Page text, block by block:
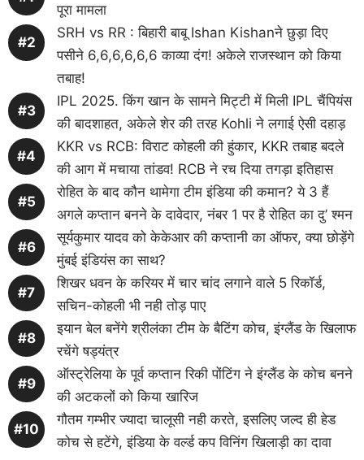
पूरा मामला
SRH vs RR : बिहारी बाबू Ishan Kishanने छुड़ा दिए
पसीने 6,6,6,6,6,6 काव्या दंग! अकेले राजस्थान को किया
तबाह!
IPL 2025. किंग खान के सामने मिट्टी में मिली IPL चैंपियंस
की बादशाहत, अकेले शेर की तरह Kohli ने लगाई ऐसी दहाड़
KKR vs RCB: विराट कोहली की हुंकार, KKR तबाह बदले
की आग में मचाया तांडव! RCB ने रच दिया तगड़ा इतिहास
रोहित के बाद कौन थामेगा टीम इंडिया की कमान? ये 3 हैं
अगले कप्तान बनने के दावेदार, नंबर 1 पर है रोहित का दु’ श्मन
सूर्यकुमार यादव को केकेआर की कप्तानी का ऑफर, क्या छोड़ेंगे
मुंबई इंडियंस का साथ?
शिखर धवन के करियर में चार चांद लगाने वाले 5 रिकॉर्ड,
सचिन-कोहली भी नही तोड़ पाए
इयान बेल बनेंगे श्रीलंका टीम के बैटिंग कोच, इंग्लैंड के खिलाफ
रचेंगे षड्यंत्र
ऑस्ट्रेलिया के पूर्व कप्तान रिकी पोंटिंग ने इंग्लैंड के कोच बनने
की अटकलों को किया खारिज
गौतम गम्भीर ज्यादा चालूसी नही करते, इसलिए जल्द ही हेड
कोच से हटेंगे, इंडिया के वर्ल्ड कप विनिंग खिलाड़ी का दावा